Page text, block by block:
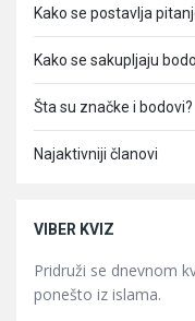
Kako se postavlja
Kako se sakupljaju
Šta su značke i bodovi?
Najaktivniji članovi
VIBER KVIZ
Pridruži se dnevnom
ponešto iz islama.